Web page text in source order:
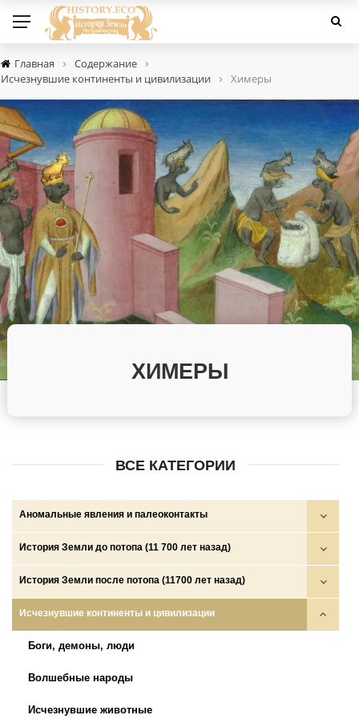
Главная › Содержание ›
Исчезнувшие континенты и цивилизации › Химеры
ХИМЕРЫ
ВСЕ КАТЕГОРИИ
Аномальные явления и палеоконтакты
Круги на полях
НЛО
НПО и НСО
Палеоконтакты
Телекинез, телепортация, левитация…
История Земли до потопа (11 700 лет назад)
Войны богов, демонов и людей
Глобальные катастрофы
Золотой век
Катастрофа на рубеже плейстоцена и голоцена и исход
История Земли после потопа (11700 лет назад)
Аратта
Древние государства (ариев, скифов, сарматов и др.)
Империи амазонок
Исход протоиндоевропейцев
Исчезнувшие континенты и цивилизации
Боги, демоны, люди
Волшебные народы
Исчезнувшие животные